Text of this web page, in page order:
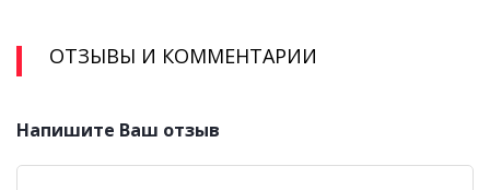
ОТЗЫВЫ И КОММЕНТАРИИ
Напишите Ваш отзыв